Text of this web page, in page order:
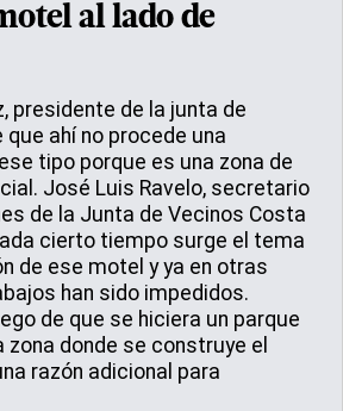
al lado de
presidente de la junta de
ahí no procede una
tipo porque es una zona de
José Luis Ravelo, secretario
de la Junta de Vecinos Costa
cierto tiempo surge el tema
de ese motel y ya en otras
han sido impedidos.
de que se hiciera un parque
zona donde se construye el
razón adicional para